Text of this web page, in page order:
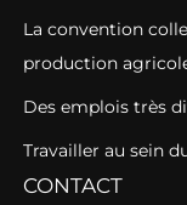
La convention
production
Des emplois très
Travailler au sein
CONTACT